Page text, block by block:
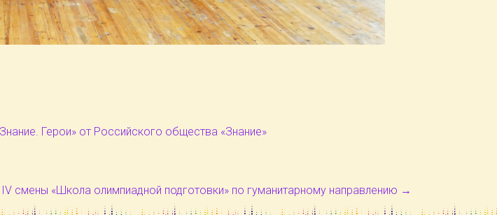
Герои» от Российского общества «Знание»
смены «Школа олимпиадной подготовки» по гуманитарному направлению →